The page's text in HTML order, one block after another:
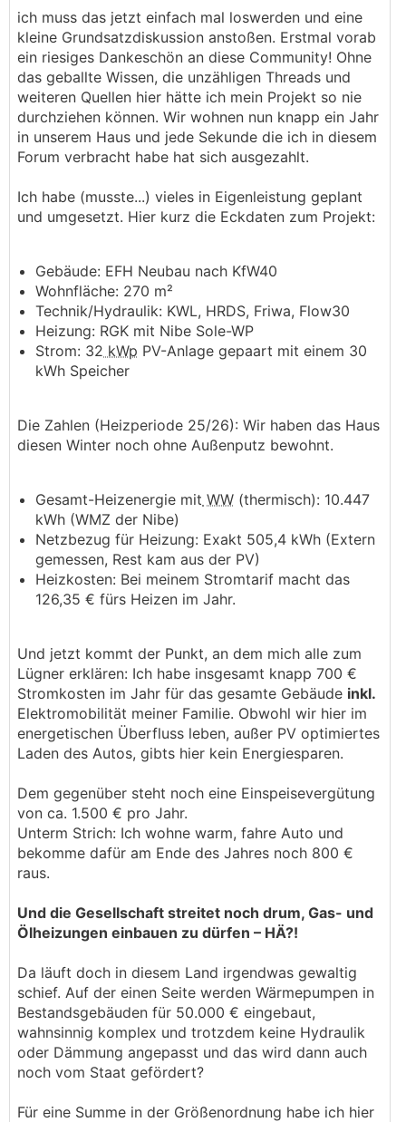
ich muss das jetzt einfach mal loswerden und eine
kleine Grundsatzdiskussion anstoßen. Erstmal vorab
ein riesiges Dankeschön an diese Community! Ohne
das geballte Wissen, die unzähligen Threads und
weiteren Quellen hier hätte ich mein Projekt so nie
durchziehen können. Wir wohnen nun knapp ein Jahr
in unserem Haus und jede Sekunde die ich in diesem
Forum verbracht habe hat sich ausgezahlt.
Ich habe (musste...) vieles in Eigenleistung geplant
und umgesetzt. Hier kurz die Eckdaten zum Projekt:
Gebäude: EFH Neubau nach KfW40
Wohnfläche: 270 m²
Technik/Hydraulik: KWL, HRDS, Friwa, Flow30
Heizung: RGK mit Nibe Sole-WP
Strom: 32 kWp PV-Anlage gepaart mit einem 30
kWh Speicher
Die Zahlen (Heizperiode 25/26): Wir haben das Haus
diesen Winter noch ohne Außenputz bewohnt.
Gesamt-Heizenergie mit WW (thermisch): 10.447
kWh (WMZ der Nibe)
Netzbezug für Heizung: Exakt 505,4 kWh (Extern
gemessen, Rest kam aus der PV)
Heizkosten: Bei meinem Stromtarif macht das
126,35 € fürs Heizen im Jahr.
Und jetzt kommt der Punkt, an dem mich alle zum
Lügner erklären: Ich habe insgesamt knapp 700 €
Stromkosten im Jahr für das gesamte Gebäude inkl.
Elektromobilität meiner Familie. Obwohl wir hier im
energetischen Überfluss leben, außer PV optimiertes
Laden des Autos, gibts hier kein Energiesparen.
Dem gegenüber steht noch eine Einspeisevergütung
von ca. 1.500 € pro Jahr.
Unterm Strich: Ich wohne warm, fahre Auto und
bekomme dafür am Ende des Jahres noch 800 €
raus.
Und die Gesellschaft streitet noch drum, Gas- und
Ölheizungen einbauen zu dürfen – HÄ?!
Da läuft doch in diesem Land irgendwas gewaltig
schief. Auf der einen Seite werden Wärmepumpen in
Bestandsgebäuden für 50.000 € eingebaut,
wahnsinnig komplex und trotzdem keine Hydraulik
oder Dämmung angepasst und das wird dann auch
noch vom Staat gefördert?
Für eine Summe in der Größenordnung habe ich hier